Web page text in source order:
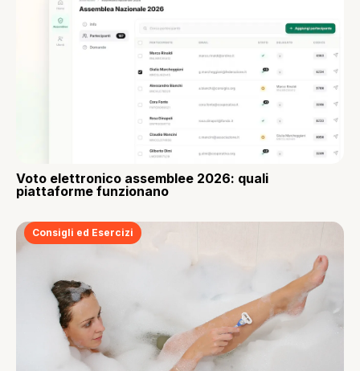
Voto elettronico assemblee 2026: quali
piattaforme funzionano
Consigli ed Esercizi